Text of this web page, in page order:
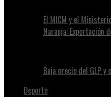
El MICM y el
Naranja: Exportación
Baja precio del GLP
Deporte